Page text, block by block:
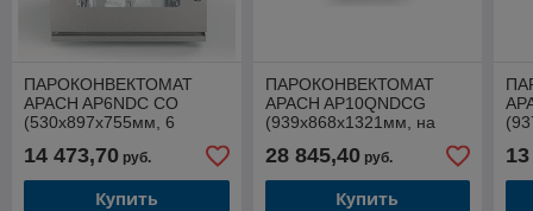
ПАРОКОНВЕКТОМАТ
APACH AP6NDC CO
(530x897x755мм, 6
GN1/1-40мм или 4 GN1/1-
65мм, 7 кВт, 380/220В,
автомойка)
14 473,70 руб.
Купить
ПАРОКОНВЕКТОМАТ
APACH AP10QNDCG
(939х868х1321мм, на
10хGN1/1_600*400, 220В,
0,58кВт(эл.)+20кВт газ,
автомойка)
28 845,40руб.
Купить